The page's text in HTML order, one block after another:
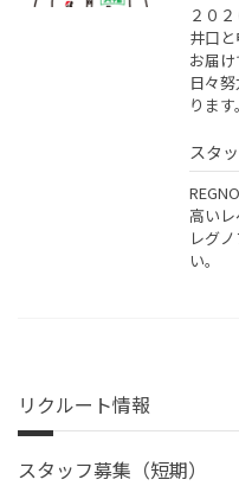
２０
井口
お届
日々
ります。
スタ
高いレ
レグ
い。
リクルート情報
スタッフ募集（短期）